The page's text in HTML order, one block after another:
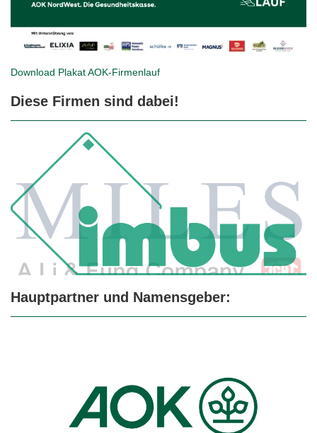
Download PlakatAOK-Firmenlauf
Diese Firmen sind dabei!
Hauptpartner und Namensgeber: